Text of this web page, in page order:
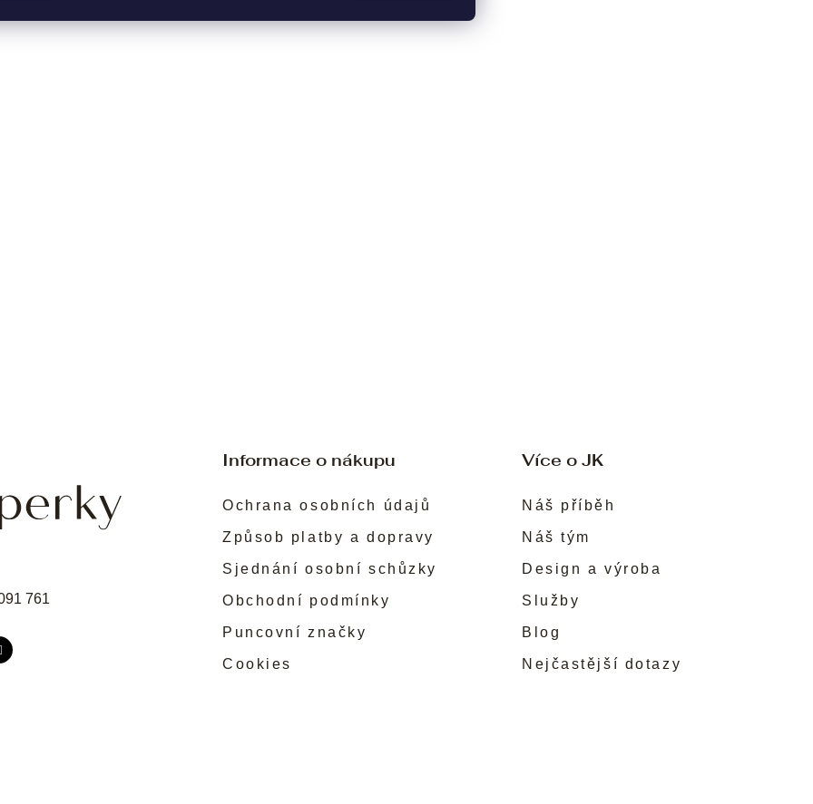
Informace o nákupu
Ochrana osobních údajů
Způsob platby a dopravy
Sjednání osobní schůzky
Obchodní podmínky
Puncovní značky
Cookies
Více o JK
Náš příběh
Náš tým
Design a výroba
Služby
Blog
Nejčastější dotazy
761